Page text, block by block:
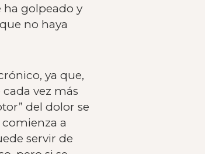
ha golpeado y
no haya
ya que,
vez más
del dolor se
a
servir de